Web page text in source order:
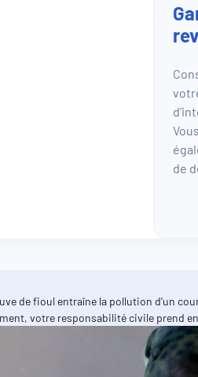
de
de fioul entraîne la pollution d’un
votre responsabilité civile prend